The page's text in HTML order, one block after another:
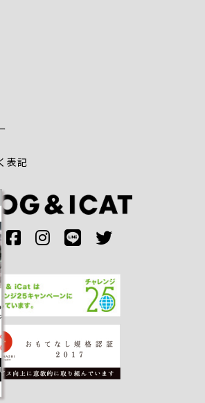
フィッシ
保冷剤付
】3,168
込み)
く見る
IDOG ICE HOLD ネ
ッククーラー 保冷剤
円(税込み)
詳しく見る
表記